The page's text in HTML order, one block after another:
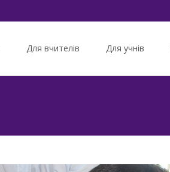
Для вчителів Для учнів